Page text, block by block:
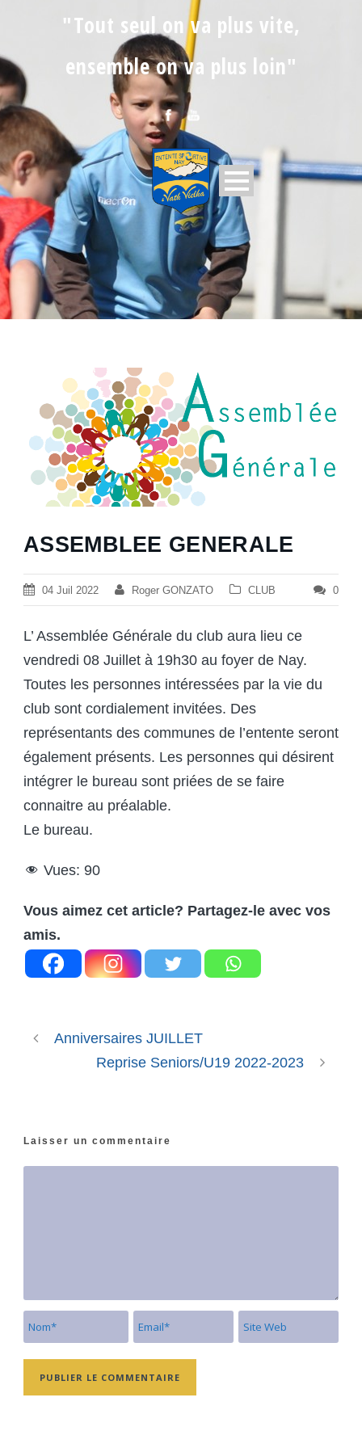
"Tout seul on va plus vite,
ensemble on va plus loin"
ASSEMBLEE GENERALE
04 Juil 2022 Roger GONZATO CLUB 0
L’ Assemblée Générale du club aura lieu ce
vendredi 08 Juillet à 19h30 au foyer de Nay.
Toutes les personnes intéressées par la vie du
club sont cordialement invitées. Des
représentants des communes de l’entente seront
également présents. Les personnes qui désirent
intégrer le bureau sont priées de se faire
connaitre au préalable.
Le bureau.
Vues: 90
Vous aimez cet article? Partagez-le avec vos
amis.
Anniversaires JUILLET
Reprise Seniors/U19 2022-2023
Laisser un commentaire